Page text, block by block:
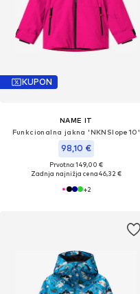
KUPON
NAME IT
Funkcionalna jakna 'NKNSlope10'
98,10 €
Prvotno: 149,00 €
Zadnja najnižja cena46,32 €
+2